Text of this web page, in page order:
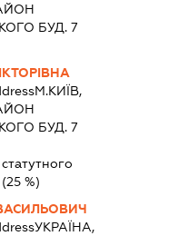
БУД. 7
М.КИЇВ,
БУД. 7
(25 %)
УКРАЇНА,